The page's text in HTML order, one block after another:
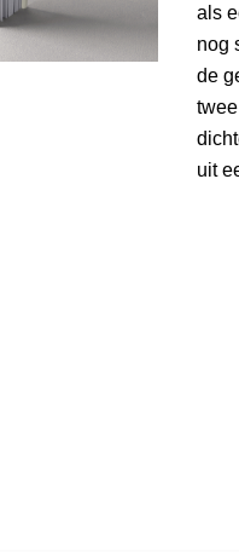
als
nog
de
uit